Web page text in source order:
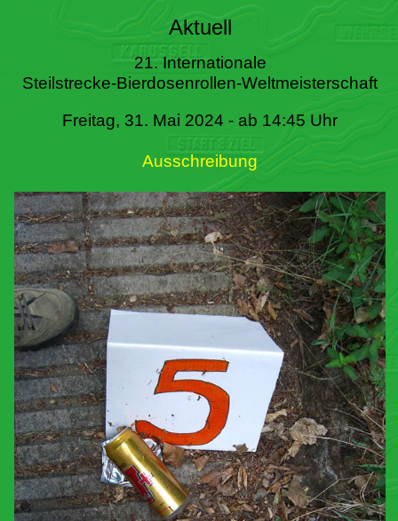
Literatur
Termine
Aktuell
21. Internationale
Steilstrecke-Bierdosenrollen-Weltmeisterschaft
Freitag, 31. Mai 2024 - ab 14:45 Uhr
Ausschreibung